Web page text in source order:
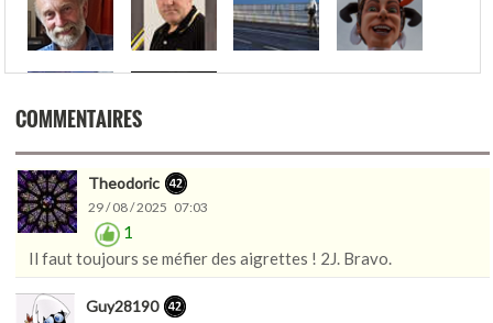
COMMENTAIRES
Theodoric
29 / 08 / 2025 07:03
1
Il faut toujours se méfier des aigrettes ! 2J. Bravo.
Guy28190